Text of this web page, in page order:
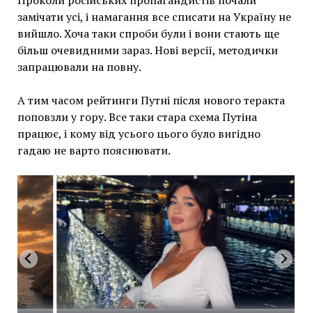
замічати усі, і намагання все списати на Україну не
вийшло. Хоча таки спроби були і вони стають ще
більш очевидними зараз. Нові версії, методички
запрацювали на повну.
А тим часом рейтинги Путні після нового теракта
поповзли у гору. Все таки стара схема Путіна
працює, і кому від усього цього було вигідно
гадаю не варто пояснювати.